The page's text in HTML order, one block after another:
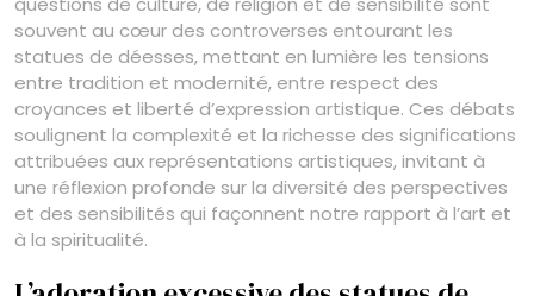
souvent au cœur des controverses entourant les
statues de déesses, mettant en lumière les tensions
entre tradition et modernité, entre respect des
croyances et liberté d’expression artistique. Ces débats
soulignent la complexité et la richesse des significations
attribuées aux représentations artistiques, invitant à
une réflexion profonde sur la diversité des perspectives
et des sensibilités qui façonnent notre rapport à l’art et
à la spiritualité.